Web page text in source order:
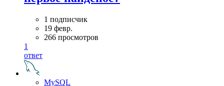
1 подписчик
19 февр.
266 просмотров
1
ответ
MySQL